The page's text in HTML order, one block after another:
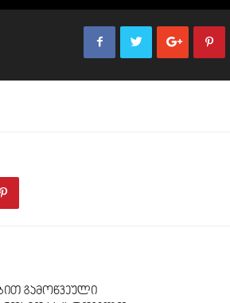
გამოწვეული